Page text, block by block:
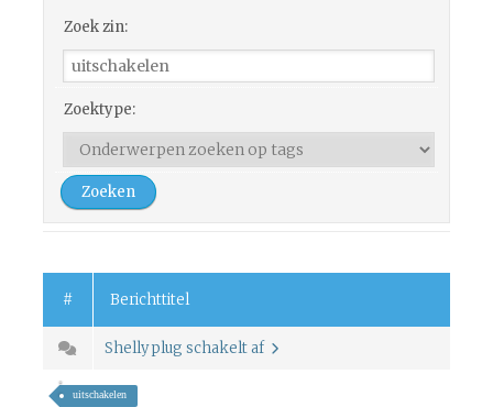
Zoek zin:
Zoektype:
# Berichttitel
Shelly plug schakelt af
uitschakelen